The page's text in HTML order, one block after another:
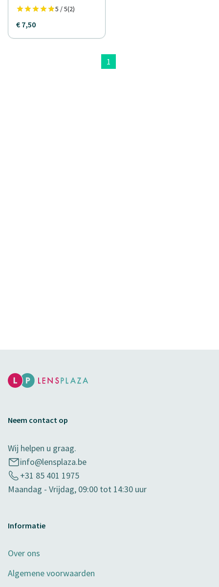
5 / 5(2)
€ 7,50
1
Neem contact op
Wij helpen u graag.
info@lensplaza.be
+31 85 401 1975
Maandag - Vrijdag, 09:00 tot 14:30 uur
Informatie
Over ons
Algemene voorwaarden